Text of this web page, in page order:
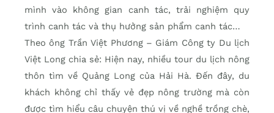
mình vào không gian canh tác, trải nghiệm quy
trình canh tác và thụ hưởng sản phẩm canh tác…
Theo ông Trần Việt Phương – Giám Công ty Du lịch
Việt Long chia sẻ: Hiện nay, nhiều tour du lịch nông
thôn tìm về Quảng Long của Hải Hà. Đến đây, du
khách không chỉ thấy vẻ đẹp nông trường mà còn
được tìm hiểu câu chuyện thú vị về nghề trồng chè,